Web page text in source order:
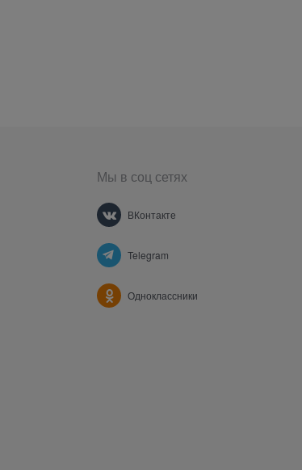
Мы в соц сетях
ВКонтакте
Telegram
Одноклассники